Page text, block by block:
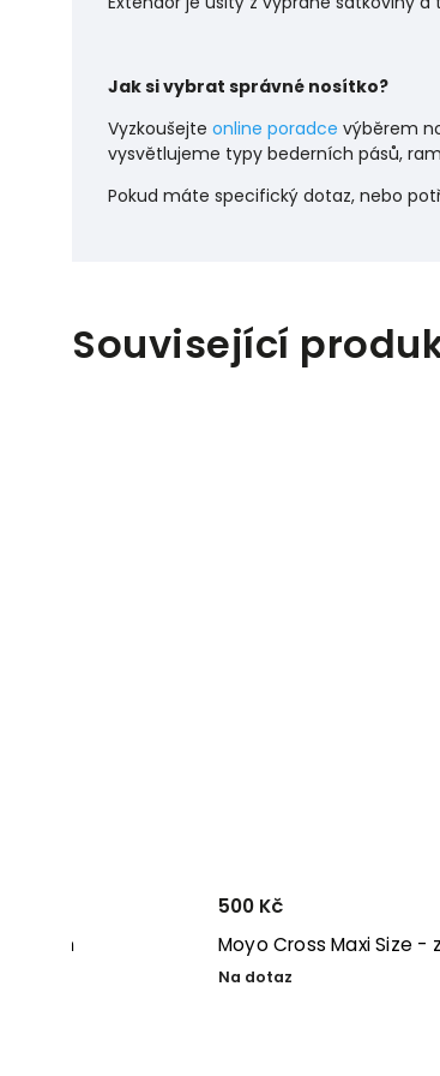
Jak si vybrat správné nosítko?
Vyzkoušejte online poradce výběrem
vysvětlujeme typy bederních pásů,
Pokud máte specifický dotaz, nebo
Související
Moyo Cross Maxi Size -
Na dotaz
500 Kč